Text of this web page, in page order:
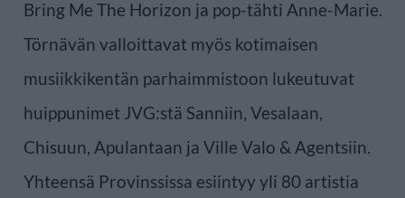
Bring Me The Horizon ja pop-tähti Anne-Marie.
Törnävän valloittavat myös kotimaisen
musiikkikentän parhaimmistoon lukeutuvat
huippunimet JVG:stä Sanniin, Vesalaan,
Chisuun, Apulantaan ja Ville Valo & Agentsiin.
Yhteensä Provinssissa esiintyy yli 80 artistia